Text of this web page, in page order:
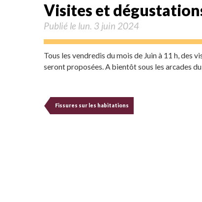
Visites et
Publié le lun. 3 juin 2024
Tous les vendredis du mois de Juin à 11 h, des
seront proposées. A bientôt sous les arcades
Fissures sur les habitations